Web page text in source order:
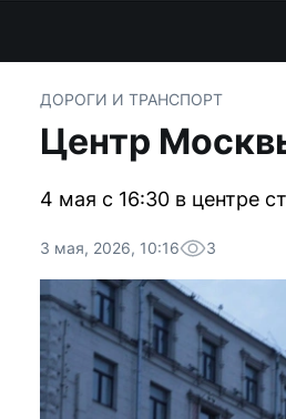
ДОРОГИ И ТРАНСПОРТ
Центр
4 мая с 16:30 в центре
3 мая, 2026, 10:16 3